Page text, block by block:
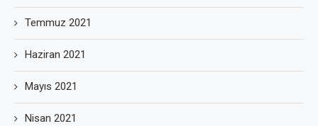
Temmuz 2021
Haziran 2021
Mayıs 2021
Nisan 2021